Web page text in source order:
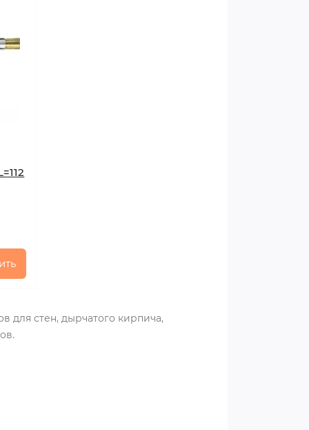
для стен, дырчатого кирпича,